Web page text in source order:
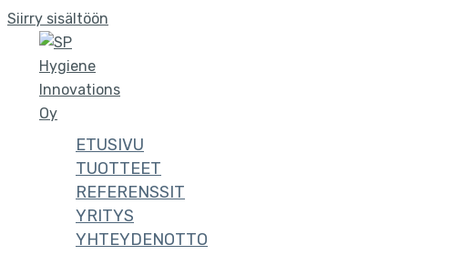
Siirry sisältöön
ETUSIVU
TUOTTEET
REFERENSSIT
YRITYS
YHTEYDENOTTO